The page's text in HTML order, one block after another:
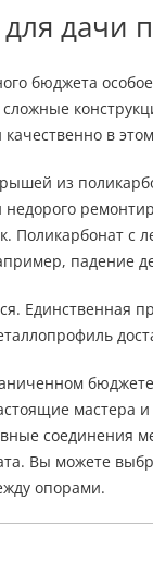
дачи
бюджета
в
из
Поликарбонат
падение
Единственная
мастера
соединения
Вы можете
опорами.